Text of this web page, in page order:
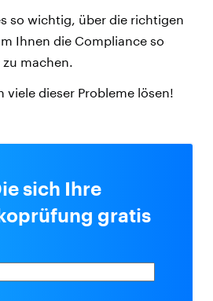
so wichtig, über die richtigen
Ihnen die Compliance so
machen.
viele dieser Probleme lösen!
sich Ihre
gratis